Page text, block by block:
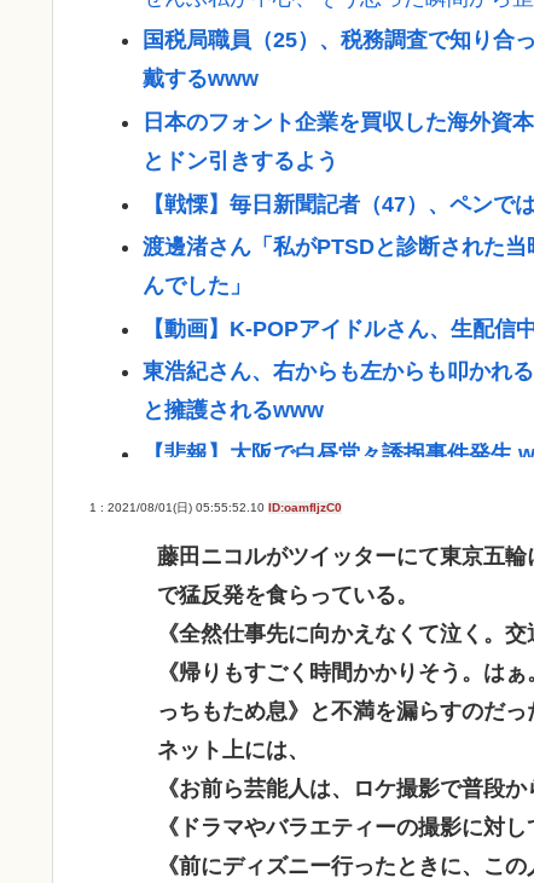
国税局職員（25）、税務調査で知り合
戴するwww
日本のフォント企業を買収した海外資
とドン引きするよう
【戦慄】毎日新聞記者（47）、ペンで
渡邊渚さん「私がPTSDと診断された
んでした」
【動画】K-POPアイドルさん、生配信
東浩紀さん、右からも左からも叩かれ
と擁護されるwww
【悲報】大阪で白昼堂々誘拐事件発生
国税 ギャンブル脱税パパ活etc..「こん
【九州名物】鶏刺し食べた医師、全身
京大病院、脳腫瘍摘出手術で誤って腫
【悲報】中居正広「俺が来たことは内
イチローの晩年(2011-2019)の成績、
『ヤニねこ』新海誠、水島努、綾辻行
避難所地獄と化す「ずっと同じ食べ物
染」
高橋名人が左手のバネを取るため手術
1 : 2021/08/01(日) 05:55:52.10 ID:oamfljzC0
藤田ニコルがツイッターにて東京五
で猛反発を食らっている。
《全然仕事先に向かえなくて泣く。
《帰りもすごく時間かかりそう。は
っちもため息》と不満を漏らすのだっ
ネット上には、
《お前ら芸能人は、ロケ撮影で普段
《ドラマやバラエティーの撮影に対
《前にディズニー行ったときに、こ